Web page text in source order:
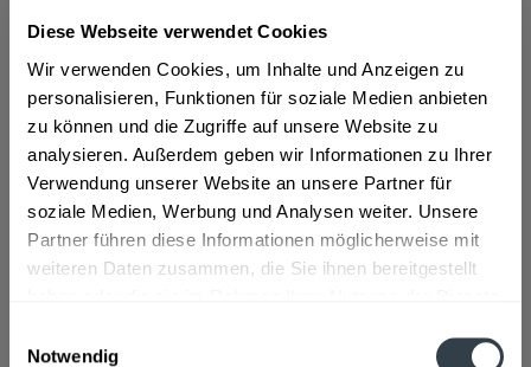
Diese Webseite verwendet Cookies
Wir verwenden Cookies, um Inhalte und Anzeigen zu
personalisieren, Funktionen für soziale Medien anbieten
zu können und die Zugriffe auf unsere Website zu
analysieren. Außerdem geben wir Informationen zu Ihrer
Verwendung unserer Website an unsere Partner für
soziale Medien, Werbung und Analysen weiter. Unsere
Partner führen diese Informationen möglicherweise mit
weiteren Daten zusammen, die Sie ihnen bereitgestellt
Notwendig
+2,40 € Pfand
In denWarenkorb
Artikel-Nr.:
30424
Verfügbar in:
Beschreibung
mehr